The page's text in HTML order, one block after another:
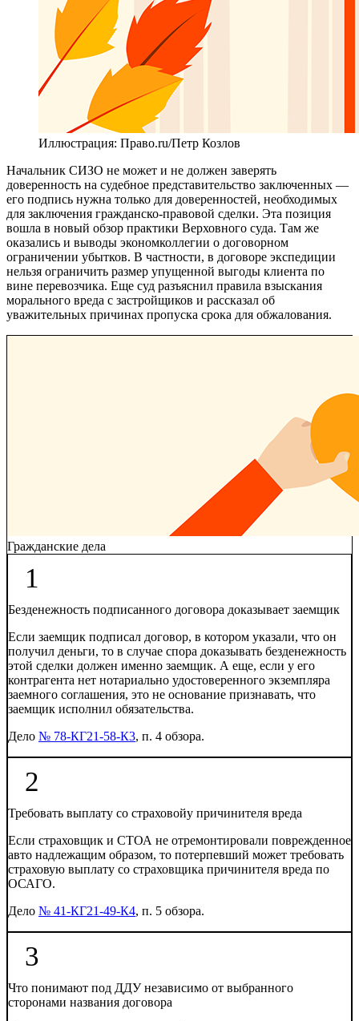
Иллюстрация: Право.ru/Петр Козлов
Начальник СИЗО не может и не должен заверять
доверенность на судебное представительство заключенных —
его подпись нужна только для доверенностей, необходимых
для заключения гражданско-правовой сделки. Эта позиция
вошла в новый обзор практики Верховного суда. Там же
оказались и выводы экономколлегии о договорном
ограничении убытков. В частности, в договоре экспедиции
нельзя ограничить размер упущенной выгоды клиента по
вине перевозчика. Еще суд разъяснил правила взыскания
морального вреда с застройщиков и рассказал об
уважительных причинах пропуска срока для обжалования.
Гражданские дела
1
Безденежность подписанного договора доказывает заемщик
Если заемщик подписал договор, в котором указали, что он
получил деньги, то в случае спора доказывать безденежность
этой сделки должен именно заемщик. А еще, если у его
контрагента нет нотариально удостоверенного экземпляра
заемного соглашения, это не основание признавать, что
заемщик исполнил обязательства.
Дело № 78-КГ21-58-К3, п. 4 обзора.
2
Требовать выплату со страховойу причинителя вреда
Если страховщик и СТОА не отремонтировали поврежденное
авто надлежащим образом, то потерпевший может требовать
страховую выплату со страховщика причинителя вреда по
ОСАГО.
Дело № 41-КГ21-49-К4, п. 5 обзора.
3
Что понимают под ДДУ независимо от выбранного
сторонами названия договора